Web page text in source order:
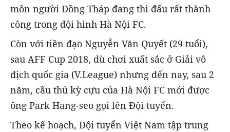
môn người Đồng Tháp đang thi đấu rất thành
công trong đội hình Hà Nội FC.
Còn với tiền đạo Nguyễn Văn Quyết (29 tuổi),
sau AFF Cup 2018, dù chơi xuất sắc ở Giải vô
địch quốc gia (V.League) nhưng đến nay, sau 2
năm, cầu thủ kỳ cựu của Hà Nội FC mới được
ông Park Hang-seo gọi lên Đội tuyển.
Theo kế hoạch, Đội tuyển Việt Nam tập trung